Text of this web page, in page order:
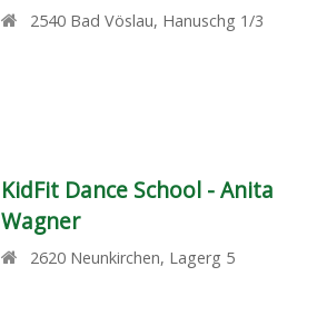
2540 Bad Vöslau, Hanuschg 1/3
KidFit Dance School - Anita
Wagner
2620 Neunkirchen, Lagerg 5